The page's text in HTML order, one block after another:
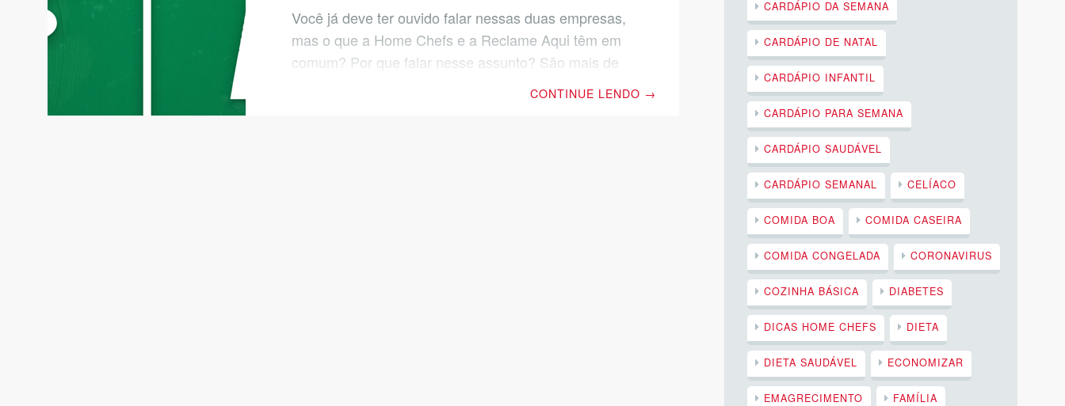
Você já deve ter ouvido falar nessas duas empresas,
mas o que a Home Chefs e a Reclame Aqui têm em
comum? Por que falar nesse assunto? São mais de
CONTINUE LENDO →
CARDÁPIO DA SEMANA
CARDÁPIO DE NATAL
CARDÁPIO INFANTIL
CARDÁPIO PARA SEMANA
CARDÁPIO SAUDÁVEL
CARDÁPIO SEMANAL CELÍACO
COMIDA BOA COMIDA CASEIRA
COMIDA CONGELADA CORONAVIRUS
COZINHA BÁSICA DIABETES
DICAS HOME CHEFS DIETA
DIETA SAUDÁVEL ECONOMIZAR
EMAGRECIMENTO FAMÍLIA